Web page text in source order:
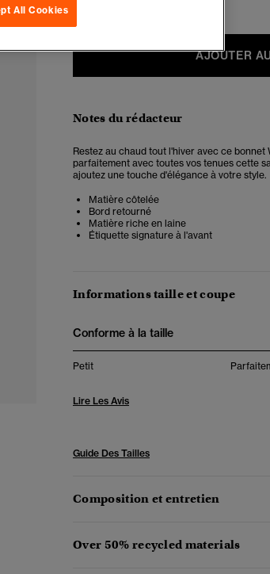
AJOUTER
Notes du rédacteur
Restez au chaud tout l'hiver avec ce
parfaitement avec toutes vos tenues cette
ajoutez une touche d'élégance à votre style.
Matière côtelée
Bord retourné
Matière riche en laine
Étiquette signature à l'avant
Informations taille et coupe
Conforme à la taille
Petit
Lire Les Avis
Guide Des Tailles
Composition et entretien
Over 50% recycled materials
All Cookies